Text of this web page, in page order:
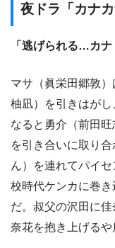
夜ドラ「カナ
「逃げられる…カナ
マサ（眞栄田郷敦
柚凪）を引きはが
なると勇介（前田
を引き合いに取り
ん）を連れてパイ
校時代ケンカに巻
だ。叔父の沢田に
奈花を抱き上げる